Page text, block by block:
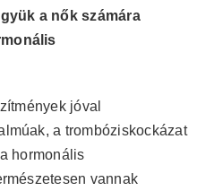
a nők számára
jóval
a trombóziskockázat
hormonális
vannak